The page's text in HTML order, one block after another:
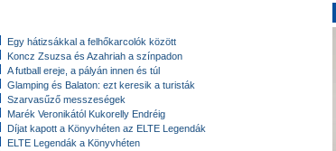
Egy hátizsákkal a felhőkarcolók között
Koncz Zsuzsa és Azahriah a színpadon
A futball ereje, a pályán innen és túl
Glamping és Balaton: ezt keresik a turisták
Szarvasűző messzeségek
Marék Veronikától Kukorelly Endréig
Díjat kapott a Könyvhéten az ELTE Legendák
ELTE Legendák a Könyvhéten